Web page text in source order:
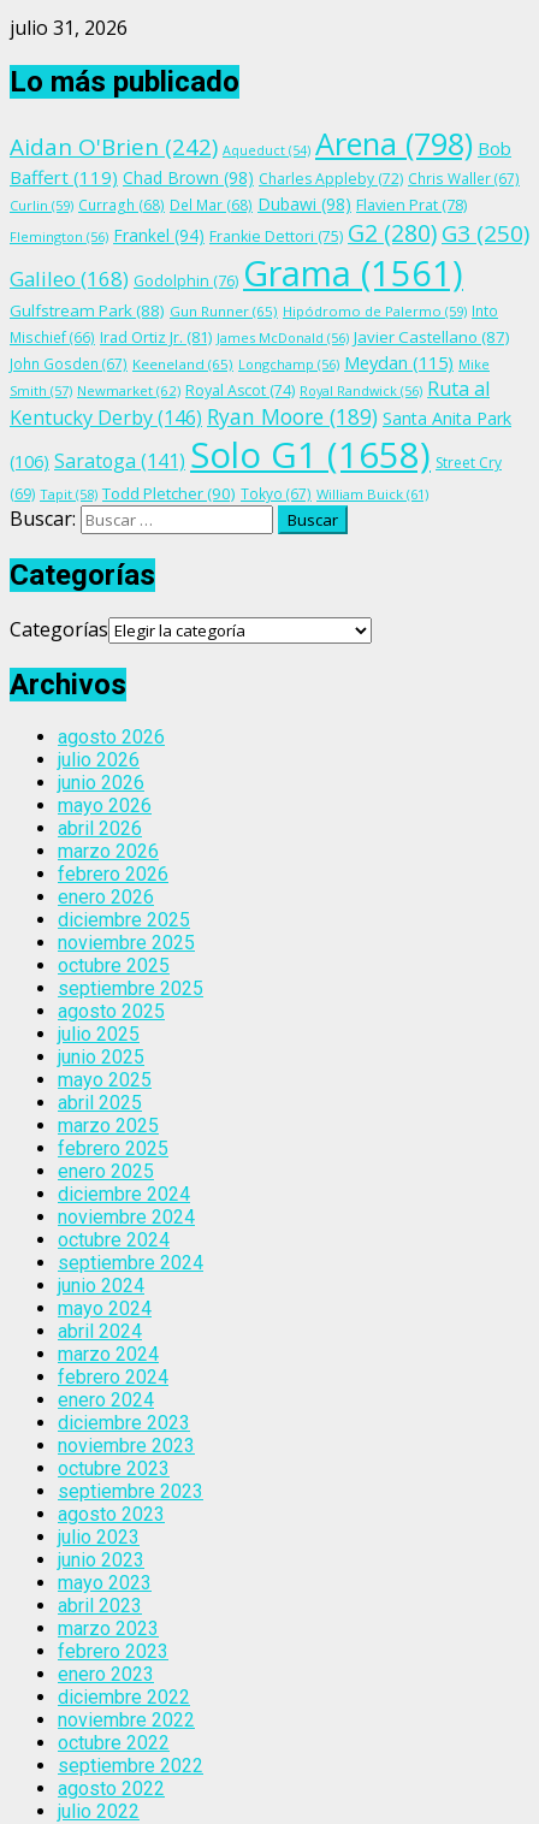
julio 31, 2026
Lo más publicado
Aidan O'Brien (242) Aqueduct (54) Arena (798) Bob
Baffert (119) Chad Brown (98) Charles Appleby (72) Chris Waller(67)
Curlin (59) Curragh (68) Del Mar (68) Dubawi (98) Flavien Prat (78)
Flemington (56) Frankel (94) Frankie Dettori (75) G2 (280)G3 (250)
Galileo (168) Godolphin (76) Grama (1561)
Gulfstream Park(88) Gun Runner (65) Hipódromo de Palermo (59) Into
Mischief(66) Irad Ortiz Jr. (81) James McDonald (56) Javier Castellano (87)
John Gosden (67) Keeneland (65) Longchamp (56) Meydan (115) Mike
Smith (57) Newmarket (62) Royal Ascot (74) Royal Randwick (56) Ruta al
Kentucky Derby(146) Ryan Moore (189) Santa Anita Park
(106) Saratoga (141) Solo G1 (1658) Street Cry
(69) Tapit (58) Todd Pletcher(90) Tokyo (67) William Buick (61)
Buscar:
Categorías
Categorías
Archivos
agosto 2026
julio 2026
junio 2026
mayo 2026
abril 2026
marzo 2026
febrero 2026
enero 2026
diciembre 2025
noviembre 2025
octubre 2025
septiembre 2025
agosto 2025
julio 2025
junio 2025
mayo 2025
abril 2025
marzo 2025
febrero 2025
enero 2025
diciembre 2024
noviembre 2024
octubre 2024
septiembre 2024
junio 2024
mayo 2024
abril 2024
marzo 2024
febrero 2024
enero 2024
diciembre 2023
noviembre 2023
octubre 2023
septiembre 2023
agosto 2023
julio 2023
junio 2023
mayo 2023
abril 2023
marzo 2023
febrero 2023
enero 2023
diciembre 2022
noviembre 2022
octubre 2022
septiembre 2022
agosto 2022
julio 2022